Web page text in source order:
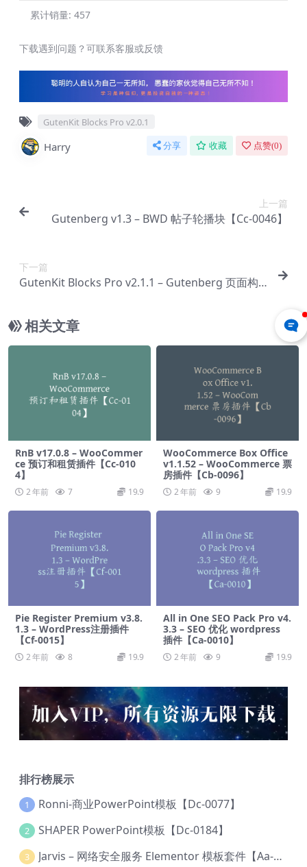
累计销量: 457
下载遇到问题？可联系客服或反馈
GutenKit Blocks Pro v2.0.1
Harry 分享 收藏 点赞(0)
上一篇
Gutenberg v1.3 – BWD 帖子轮播块【Cc-0046】
下一篇
GutenKit Blocks Pro v2.1.1 – Gutenberg 页面构
相关文章
RnB v17.0.8 – WooCommer
ce 预订和租赁插件【Cc-010
4】
2 年前 7 19.9
WooCommerce Box Office
v1.1.52 – WooCommerce 票
房插件【Cb-0096】
2 年前 9 19.9
Pie Register Premium v3.8.
1.3 – WordPress注册插件
【Cf-0015】
2 年前 8 19.9
All in One SEO Pack Pro v4.
3.3 – SEO 优化 wordpress
插件【Ca-0010】
2 年前 9 19.9
排行榜展示
1 Ronni-商业PowerPoint模板【Dc-0077】
2 SHAPER PowerPoint模板【Dc-0184】
3 Jarvis – 网络安全服务 Elementor 模板套件【Aa-0035】